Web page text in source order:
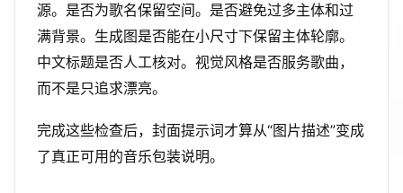
源。是否为歌名保留空间。是否避免过多主体和过
满背景。生成图是否能在小尺寸下保留主体轮廓。
中文标题是否人工核对。视觉风格是否服务歌曲，
而不是只追求漂亮。
完成这些检查后，封面提示词才算从“图片描述”变成
了真正可用的音乐包装说明。